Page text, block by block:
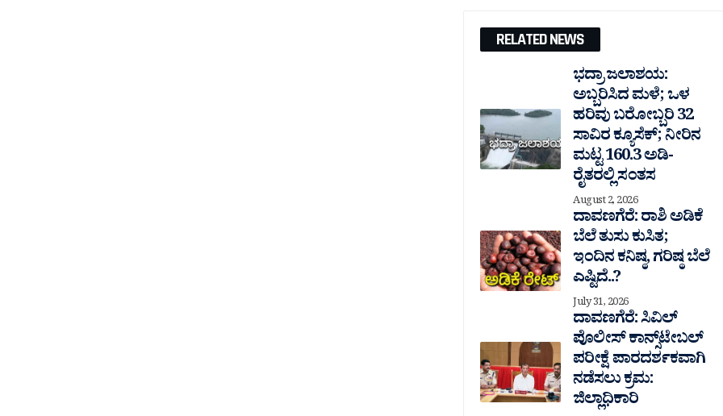
RELATED NEWS
ಭದ್ರಾ ಜಲಾಶಯ:
ಅಬ್ಬರಿಸಿದ ಮಳೆ; ಒಳ
ಹರಿವು ಬರೋಬ್ಬರಿ 32
ಸಾವಿರ‌ ಕ್ಯೂಸೆಕ್; ನೀರಿನ
ಮಟ್ಟ 160.3 ಅಡಿ-
ರೈತರಲ್ಲಿ ಸಂತಸ
August 2, 2026
ದಾವಣಗೆರೆ: ರಾಶಿ ಅಡಿಕೆ
ಬೆಲೆ ತುಸು‌ ಕುಸಿತ;
ಇಂದಿನ ಕನಿಷ್ಠ, ಗರಿಷ್ಠ ಬೆಲೆ
ಎಷ್ಟಿದೆ..?
July 31, 2026
ದಾವಣಗೆರೆ: ಸಿವಿಲ್
ಪೊಲೀಸ್ ಕಾನ್ಸ್‌ಟೇಬಲ್
ಪರೀಕ್ಷೆ ಪಾರದರ್ಶಕವಾಗಿ
ನಡೆಸಲು ಕ್ರಮ:
ಜಿಲ್ಲಾಧಿಕಾರಿ